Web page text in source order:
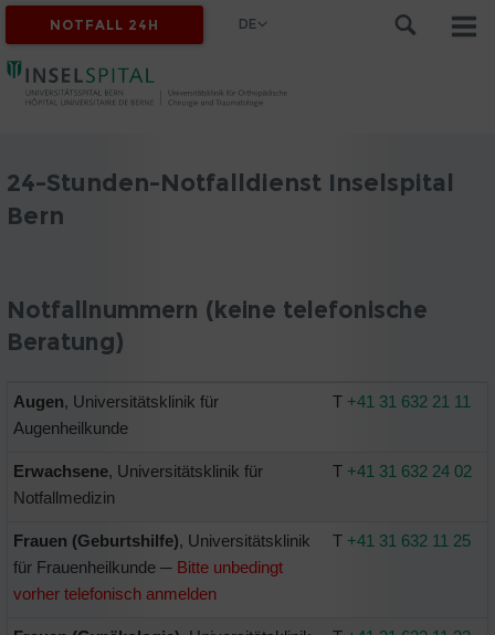
NOTFALL 24H DE
24-Stunden-Notfalldienst Inselspital
Bern
Notfallnummern (keine telefonische
Beratung)
Augen, Universitätsklinik für
Augenheilkunde
T +41 31 632 21 11
Erwachsene, Universitätsklinik für
Notfallmedizin
T +41 31 632 24 02
Frauen (Geburtshilfe), Universitätsklinik
für Frauenheilkunde ─ Bitte unbedingt
vorher telefonisch anmelden
T +41 31 632 11 25